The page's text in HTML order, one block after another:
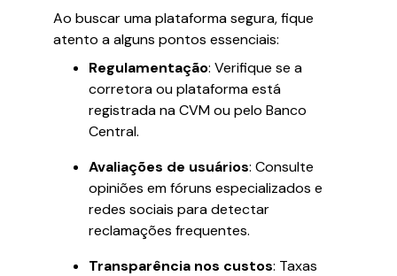
Ao buscar uma plataforma segura, fique
atento a alguns pontos essenciais:
Regulamentação: Verifique se a
corretora ou plataforma está
registrada na CVM ou pelo Banco
Central.
Avaliações de usuários: Consulte
opiniões em fóruns especializados e
redes sociais para detectar
reclamações frequentes.
Transparência nos custos: Taxas